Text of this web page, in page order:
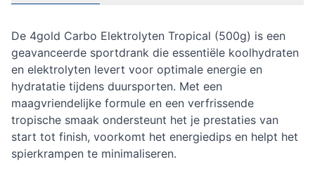
De 4gold Carbo Elektrolyten Tropical (500g) is een
geavanceerde sportdrank die essentiële koolhydraten
en elektrolyten levert voor optimale energie en
hydratatie tijdens duursporten. Met een
maagvriendelijke formule en een verfrissende
tropische smaak ondersteunt het je prestaties van
start tot finish, voorkomt het energiedips en helpt het
spierkrampen te minimaliseren.